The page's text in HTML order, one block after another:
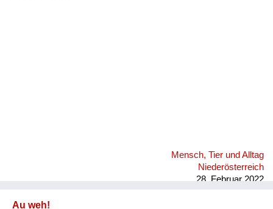
Mensch, Tier und Alltag
Niederösterreich
28. Februar 2022
Au weh!